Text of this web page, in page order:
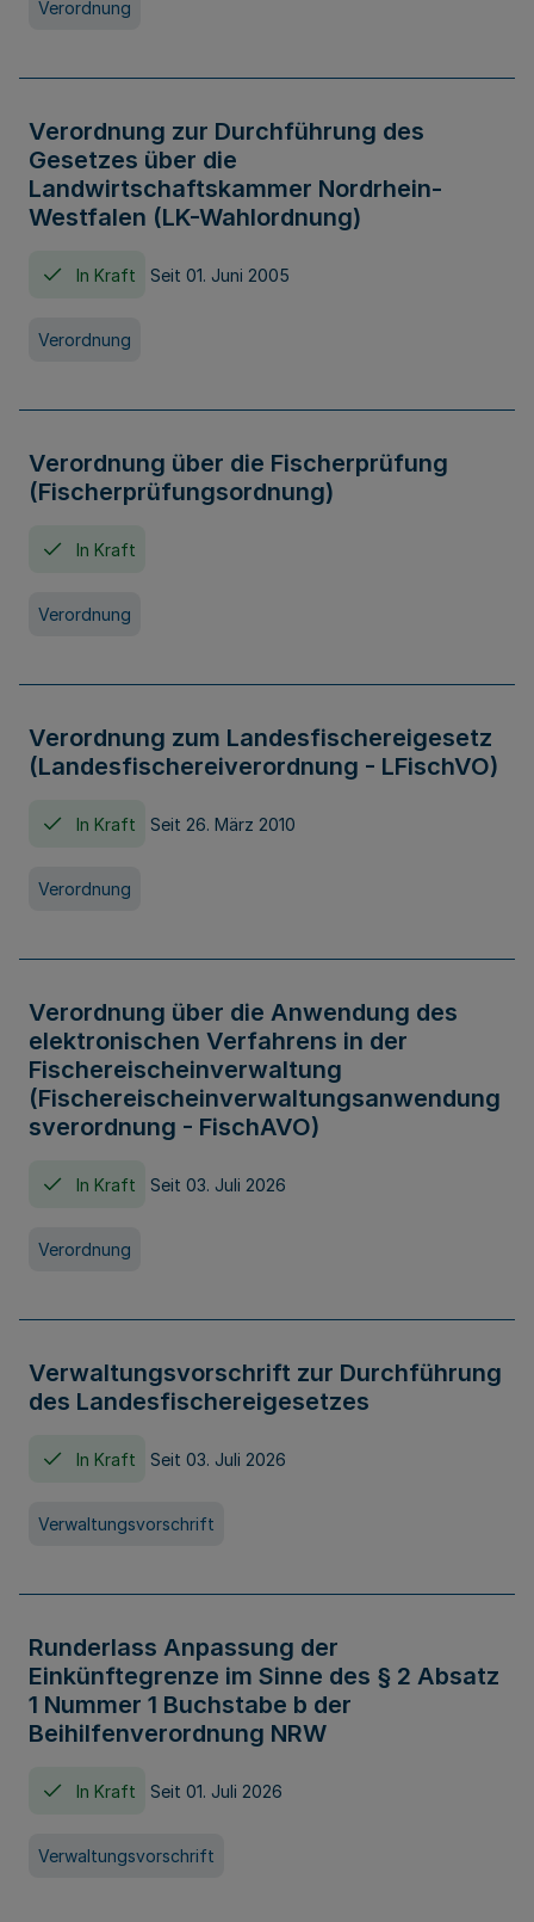
Verordnung
Verordnung zur Durchführung des
Gesetzes über die
Landwirtschaftskammer Nordrhein-
Westfalen (LK-Wahlordnung)
In Kraft Seit 01. Juni 2005
Verordnung
Verordnung über die Fischerprüfung
(Fischerprüfungsordnung)
In Kraft
Verordnung
Verordnung zum Landesfischereigesetz
(Landesfischereiverordnung - LFischVO)
In Kraft Seit 26. März 2010
Verordnung
Verordnung über die Anwendung des
elektronischen Verfahrens in der
Fischereischeinverwaltung
(Fischereischeinverwaltungsanwendung
sverordnung - FischAVO)
In Kraft Seit 03. Juli 2026
Verordnung
Verwaltungsvorschrift zur Durchführung
des Landesfischereigesetzes
In Kraft Seit 03. Juli 2026
Verwaltungsvorschrift
Runderlass Anpassung der
Einkünftegrenze im Sinne des § 2 Absatz
1 Nummer 1 Buchstabe b der
Beihilfenverordnung NRW
In Kraft Seit 01. Juli 2026
Verwaltungsvorschrift